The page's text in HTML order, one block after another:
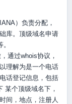
）负责分配，
库。顶级域名申请
通过whois协议，
理解为是一个电话
话登记信息，包括
某个顶级域名下，
间，地点，注册人